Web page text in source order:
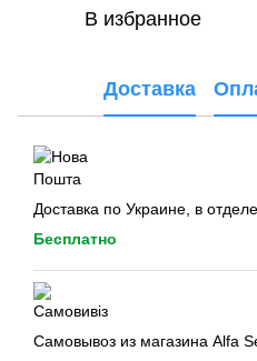
В избранное
Доставка
Доставка по Украине, в
Бесплатно
Самовывоз из магазина Alfa